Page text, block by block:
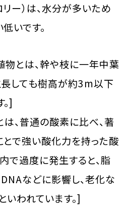
ー）は、水分が多いため
いです。
とは、幹や枝に一年中葉
長しても樹高が約3m以下
]
、普通の酸素に比べ、著
とで強い酸化力を持った酸
で過度に発生すると、脂
などに影響し、老化な
いわれています。]